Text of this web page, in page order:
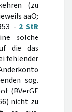
(zu
aaO;
- 2 StR
solche
die das
fehlender
sog.
(BVerGE
nicht zu